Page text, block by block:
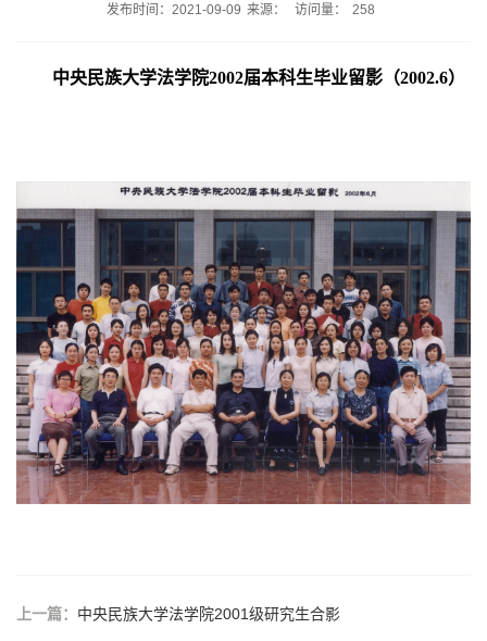
发布时间：2021-09-09 来源： 访问量： 258
中央民族大学法学院2002届本科生毕业留影（2002.6）
上一篇： 中央民族大学法学院2001级研究生合影